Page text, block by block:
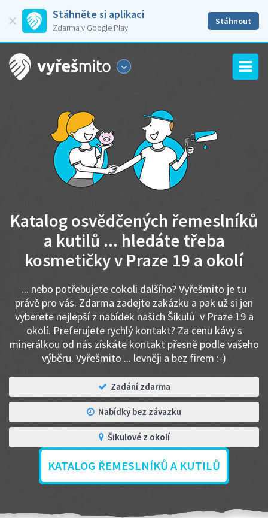
Stáhněte si aplikaci
Zdarma v Google Play
Stáhnout
Katalog osvědčených řemeslníků
a kutilů ... hledáte třeba
kosmetičky v Praze 19 a okolí
... nebo potřebujete cokoli dalšího? Vyřešmito je tu
právě pro vás. Zdarma zadejte zakázku a pak už si jen
vyberete nejlepší z nabídek našich Šikulů v Praze 19 a
okolí. Preferujete rychlý kontakt? Za cenu kávy s
minerálkou od nás získáte kontakt přesně podle vašeho
výběru. Vyřešmito ... levněji a bez firem :-)
Zadání zdarma
Nabídky bez závazku
Šikulové z okolí
KATALOG ŘEMESLNÍKŮ A KUTILŮ